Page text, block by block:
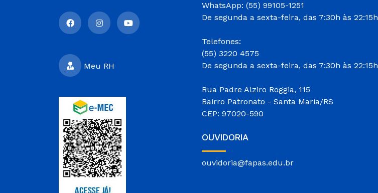
Meu RH
WhatsApp: (55) 99105-1251
De segunda a sexta-feira, das 7:30h às 22:15h
Telefones:
(55) 3220 4575
De segunda a sexta-feira, das 7:30h às 22:15h
Rua Padre Alziro Roggia, 115
Bairro Patronato - Santa Maria/RS
CEP: 97020-590
OUVIDORIA
ouvidoria@fapas.edu.br